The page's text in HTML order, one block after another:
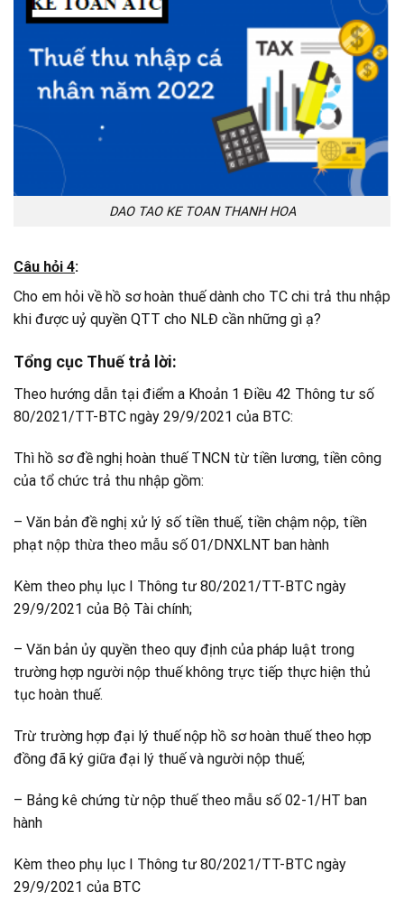
DAO TAO KE TOAN THANH HOA
Câu hỏi 4:
Cho em hỏi về hồ sơ hoàn thuế dành cho TC chi trả thu nhập
khi được uỷ quyền QTT cho NLĐ cần những gì ạ?
Tổng cục Thuế trả lời:
Theo hướng dẫn tại điểm a Khoản 1 Điều 42 Thông tư số
80/2021/TT-BTC ngày 29/9/2021 của BTC:
Thì hồ sơ đề nghị hoàn thuế TNCN từ tiền lương, tiền công
của tổ chức trả thu nhập gồm:
– Văn bản đề nghị xử lý số tiền thuế, tiền chậm nộp, tiền
phạt nộp thừa theo mẫu số 01/DNXLNT ban hành
Kèm theo phụ lục I Thông tư 80/2021/TT-BTC ngày
29/9/2021 của Bộ Tài chính;
– Văn bản ủy quyền theo quy định của pháp luật trong
trường hợp người nộp thuế không trực tiếp thực hiện thủ
tục hoàn thuế.
Trừ trường hợp đại lý thuế nộp hồ sơ hoàn thuế theo hợp
đồng đã ký giữa đại lý thuế và người nộp thuế;
– Bảng kê chứng từ nộp thuế theo mẫu số 02-1/HT ban
hành
Kèm theo phụ lục I Thông tư 80/2021/TT-BTC ngày
29/9/2021 của BTC